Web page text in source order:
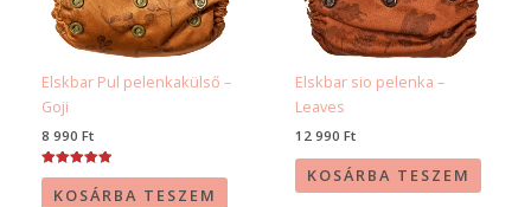
Elskbar Pul pelenkakülső –
Goji
8 990Ft
Értékelés:
/ 5KOSÁRBA TESZEM
Elskbar sio pelenka –
Leaves
12 990Ft
KOSÁRBA TESZEM